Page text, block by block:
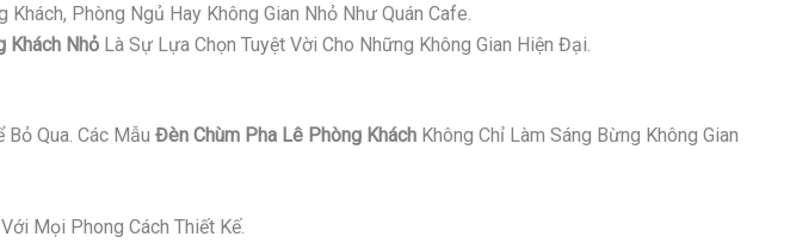
Phòng Ngủ Hay Không Gian Nhỏ Như Quán Cafe.
Khách Nhỏ Là Sự Lựa Chọn Tuyệt Vời Cho Những Không Gian Hiện Đại.
Qua. Các Mẫu Đèn Chùm Pha Lê Phòng Khách Không Chỉ Làm Sáng Bừng Không Gian
Mọi Phong Cách Thiết Kế.